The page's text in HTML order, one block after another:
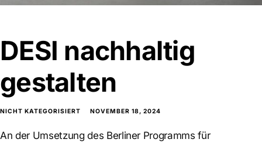
DESI nachhaltig
gestalten
NICHT KATEGORISIERT NOVEMBER 18, 2024
An der Umsetzung des Berliner Programms für